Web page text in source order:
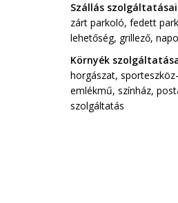
Szállás
zárt parkoló, fedett
lehetőség, grillező,
Környék
horgászat,
emlékmű, színház,
szolgáltatás